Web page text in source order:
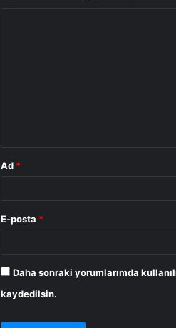
Ad *
E-posta *
Daha sonraki yorumlarımda
kaydedilsin.